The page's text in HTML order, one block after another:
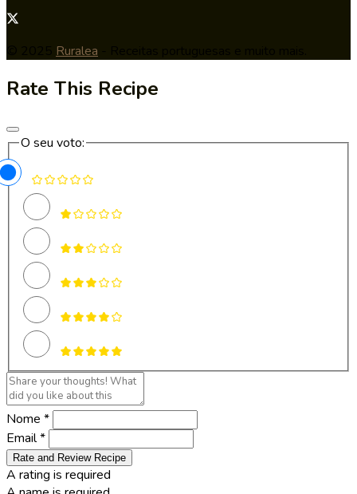
Ruralea
Rate This Recipe
O seu voto:
Nome *
Email *
Rate and Review Recipe
A rating is required